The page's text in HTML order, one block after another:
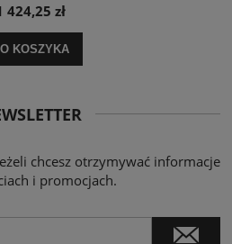
424,25 zł
KOSZYKA
chcesz otrzymywać informacje
i promocjach.